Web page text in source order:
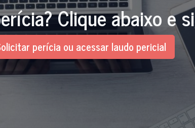
Clique abaixo e
perícia ou acessar laudo pericial